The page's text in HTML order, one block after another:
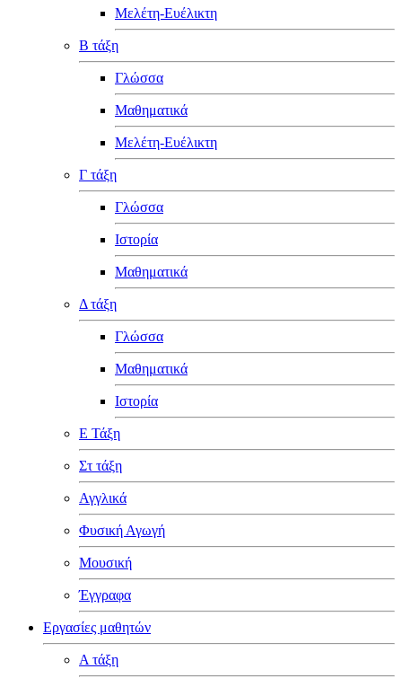
Μελέτη-Ευέλικτη
Β τάξη
Γλώσσα
Μαθηματικά
Μελέτη-Ευέλικτη
Γ τάξη
Γλώσσα
Ιστορία
Μαθηματικά
Δ τάξη
Γλώσσα
Μαθηματικά
Ιστορία
Ε Τάξη
Στ τάξη
Αγγλικά
Φυσική Αγωγή
Μουσική
Έγγραφα
Εργασίες μαθητών
Α τάξη